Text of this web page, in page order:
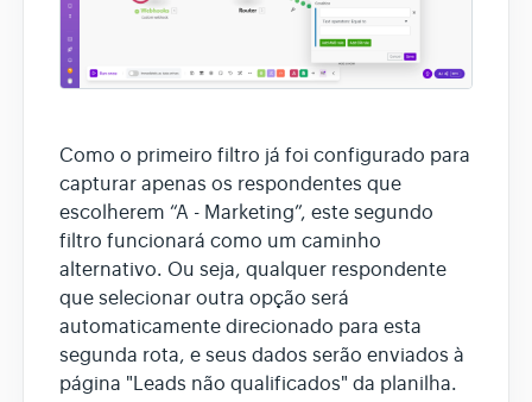
Como o primeiro filtro já foi configurado para
capturar apenas os respondentes que
escolherem “A - Marketing”, este segundo
filtro funcionará como um caminho
alternativo. Ou seja, qualquer respondente
que selecionar outra opção será
automaticamente direcionado para esta
segunda rota, e seus dados serão enviados à
página "Leads não qualificados" da planilha.